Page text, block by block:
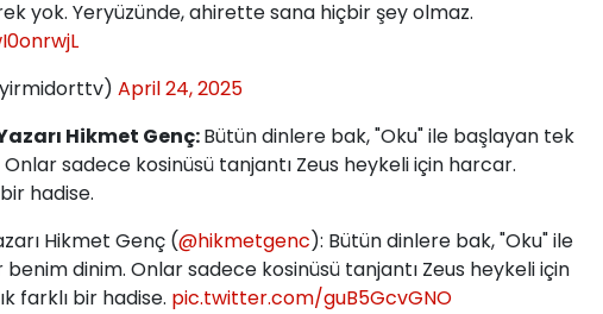
yok. Yeryüzünde, ahirette sana hiçbir şey olmaz.
April 24, 2025
Hikmet Genç:Bütün dinlere bak, "Oku" ile başlayan tek
sadece kosinüsü tanjantı Zeus heykeli için harcar.
hadise.
Hikmet Genç (@hikmetgenc): Bütün dinlere bak, "Oku" ile
dinim. Onlar sadece kosinüsü tanjantı Zeus heykeli için
farklı bir hadise. pic.twitter.com/guB5GcvGNO